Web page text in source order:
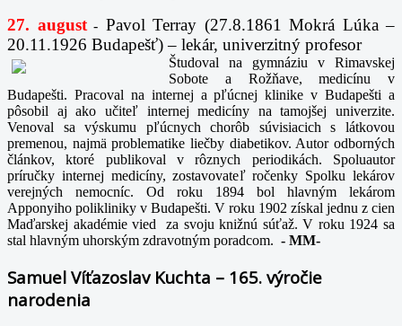
27. august- Pavol Terray (27.8.1861 Mokrá Lúka –
20.11.1926 Budapešť) – lekár, univerzitný profesor
Študoval na gymnáziu v Rimavskej
Sobote a Rožňave, medicínu v
Budapešti. Pracoval na internej a pľúcnej klinike v Budapešti a
pôsobil aj ako učiteľ internej medicíny na tamojšej univerzite.
Venoval sa výskumu pľúcnych chorôb súvisiacich s látkovou
premenou, najmä problematike liečby diabetikov. Autor odborných
článkov, ktoré publikoval v rôznych periodikách. Spoluautor
príručky internej medicíny, zostavovateľ ročenky Spolku lekárov
verejných nemocníc. Od roku 1894 bol hlavným lekárom
Apponyiho polikliniky v Budapešti. V roku 1902 získal jednu z cien
Maďarskej akadémie vied za svoju knižnú súťaž. V roku 1924 sa
stal hlavným uhorským zdravotným poradcom. - MM-
Samuel Víťazoslav Kuchta – 165. výročie
narodenia